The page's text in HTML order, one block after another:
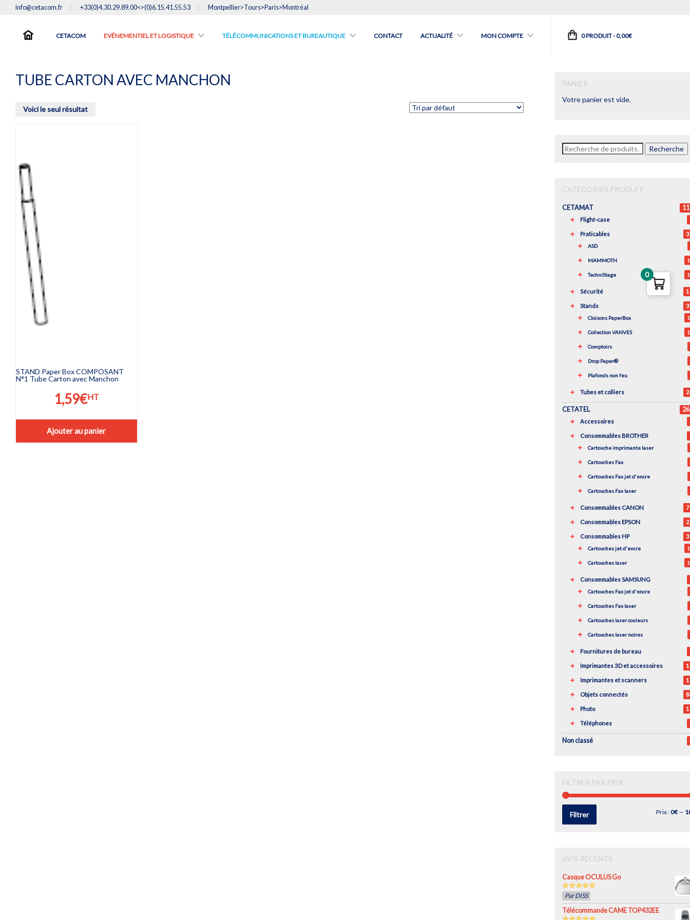
info@cetacom.fr +33(0)4.30.29.89.00<>(0)6.15.41.55.53 Montpellier>Tours>Paris>Montréal
CETACOM EVÉNEMENTIEL ET LOGISTIQUE TÉLÉCOMMUNICATIONS ET BUREAUTIQUE CONTACT ACTUALITÉ MON COMPTE 0 PRODUIT -0,00€
TUBE CARTON AVEC MANCHON
Voici le seul résultat
STAND Paper Box COMPOSANT
N°1 Tube Carton avec Manchon
1,59€HT
Ajouter au panier
PANIER
Votre panier est vide.
Recherche
pour :
Recherche
CATÉGORIES PRODUIT
CETAMAT
Flight-case
Praticables
ASD
MAMMOTH
TechniStage
Sécurité
Stands
Cloisons PaperBox
Collection VANVES
Comptoirs
Drop Paper®
Plafonds non feu
Tubes et colliers
CETATEL
Accessoires
Consommables BROTHER
Cartouche imprimante laser
Cartouches Fax
Cartouches Fax jet d'encre
Cartouches Fax laser
Consommables CANON
Consommables EPSON
Consommables HP
Cartouches jet d'encre
Cartouches laser
Consommables SAMSUNG
Cartouches Fax jet d'encre
Cartouches Fax laser
Cartouches laser couleurs
Cartouches laser noires
Fournitures de bureau
Imprimantes 3D et accessoires
Imprimantes et scanners
Objets connectés
Photo
Téléphones
Non classé
FILTRER PAR PRIX
Filtrer Prix :0€—
AVIS RÉCENTS
Casque OCULUS Go
out of 5
Par DISS
Télécommande CAME TOP432EE
0